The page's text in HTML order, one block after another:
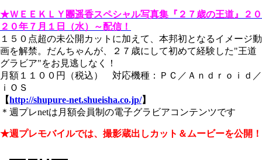
★ＷＥＥＫＬＹ團遥香スペシャル写真集『２７歳の王道』２０
２０年７月１日（水）～配信！
１５０点超の未公開カットに加えて、本邦初となるイメージ動
画を解禁。だんちゃんが、２７歳にして初めて経験した"王道
グラビア"をお見逃しなく！
月額１１００円（税込） 対応機種：ＰＣ／Ａｎｄｒｏｉｄ／
ｉＯＳ
【http://shupure-net.shueisha.co.jp/】
＊週プレnetは月額会員制の電子グラビアコンテンツです
★週プレモバイルでは、撮影蔵出しカット＆ムービーを公開！